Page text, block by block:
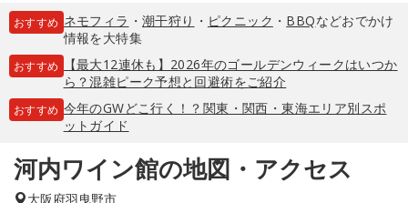
おすすめ ネモフィラ ・ 潮干狩り ・ ピクニック ・ BBQなどおでかけ
情報を大特集
おすすめ
【最大12連休も】2026年のゴールデンウィークはいつか
ら？混雑ピーク予想と回避術をご紹介
おすすめ 今年のGWどこ行く！？関東・関西・東海エリア別スポ
ットガイド
河内ワイン館の地図・アクセス
大阪府羽曳野市